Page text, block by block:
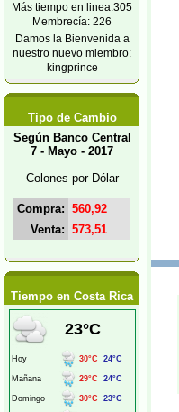
Más tiempo en linea:305
Membrecía: 226
Damos la Bienvenida a
nuestro nuevo miembro:
kingprince
Tipo de Cambio
Según Banco Central
7 - Mayo - 2017
Colones por Dólar
Compra: 560,92
Venta: 573,51
Tiempo en Costa Rica